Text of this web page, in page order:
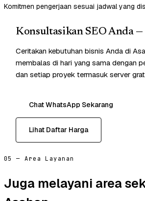
Komitmen pengerjaan sesuai jadwal yang
Konsultasikan SEO Anda
Ceritakan kebutuhan bisnis Anda di
membalas di hari yang sama dengan
dan setiap proyek termasuk server
Chat WhatsApp Sekarang
Lihat Daftar Harga
05 — Area Layanan
Juga melayani area